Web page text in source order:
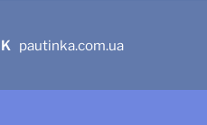
pautinka.com.ua